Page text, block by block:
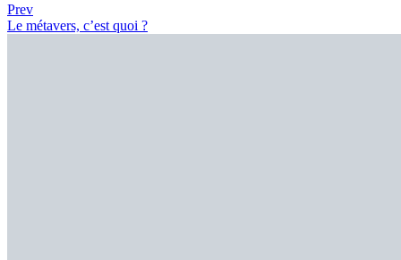
Prev
Le métavers, c’est quoi ?